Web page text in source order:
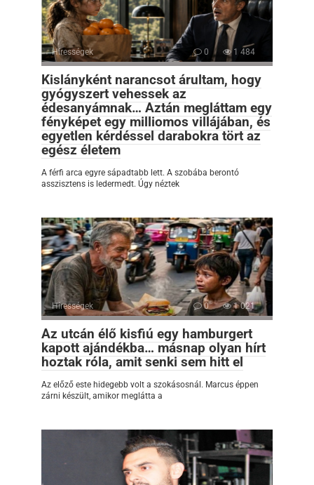
Hírességek 0 1 484
Kislányként narancsot árultam, hogy
gyógyszert vehessek az
édesanyámnak… Aztán megláttam egy
fényképet egy milliomos villájában, és
egyetlen kérdéssel darabokra tört az
egész életem
A férfi arca egyre sápadtabb lett. A szobába berontó
asszisztens is ledermedt. Úgy néztek
Hírességek 0 1 021
Az utcán élő kisfiú egy hamburgert
kapott ajándékba… másnap olyan hírt
hoztak róla, amit senki sem hitt el
Az előző este hidegebb volt a szokásosnál. Marcus éppen
zárni készült, amikor meglátta a